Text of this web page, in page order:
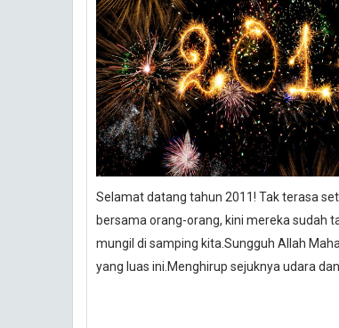
Selamat datang tahun 2011! Tak terasa
bersama orang-orang, kini mereka sudah
mungil di samping kita.Sungguh Allah
yang luas ini.Menghirup sejuknya udara